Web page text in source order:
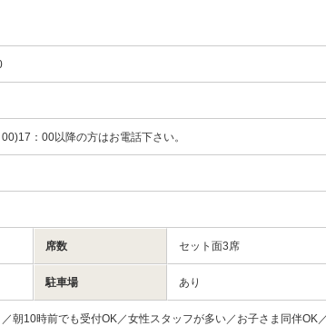
：00以降の方はお電話下さい。
席数 セット面3席
駐車場 あり
朝10時前でも受付OK／女性スタッフが多い／お子さま同伴OK